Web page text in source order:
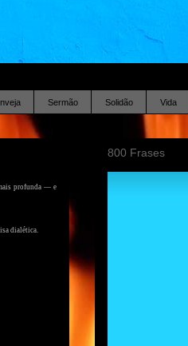
Sermão Solidão Vida
profunda — e
dialética.
800 Frases